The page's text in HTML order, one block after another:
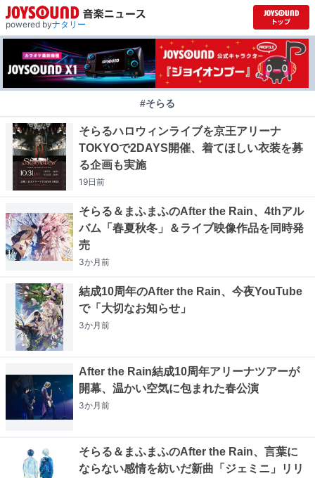
powered byナタリー
#そらる
そらるハロウィンライブを京王アリーナ
TOKYOで2DAYS開催、着てほしい衣装を募
る企画も実施
19日前
そらる＆まふまふのAfter the Rain、4thアル
バム「春夏秋冬」＆ライブ映像作品を同時発
売
3か月前
結成10周年のAfter the Rain、今夜YouTube
で「大切なお知らせ」
3か月前
After the Rain結成10周年アリーナツアーが
開幕、温かい空気に包まれた春公演
3か月前
そらる＆まふまふのAfter the Rain、言葉に
ならない感情を紡いだ新曲「ジェミニ」リリ